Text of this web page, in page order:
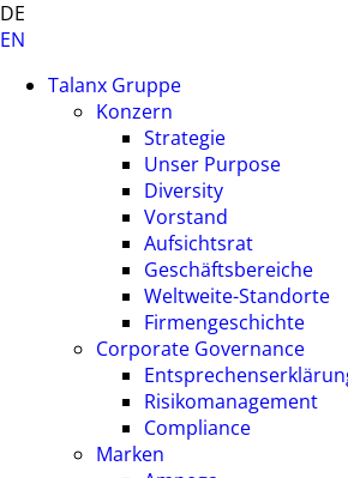
DE
EN
Talanx Gruppe
Konzern
Strategie
Unser Purpose
Diversity
Vorstand
Aufsichtsrat
Geschäftsbereiche
Weltweite-Standorte
Firmengeschichte
Corporate Governance
Risikomanagement
Compliance
Marken